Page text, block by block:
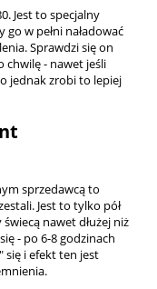
Jest to specjalny
w pełni naładować
Sprawdzi się on
chwilę - nawet jeśli
jednak zrobi to lepiej
sprzedawcą to
Jest to tylko pół
nawet dłużej niż
- po 6-8 godzinach
się i efekt ten jest